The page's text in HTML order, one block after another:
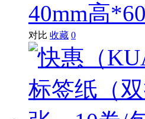
40mm高
对比 收藏 0